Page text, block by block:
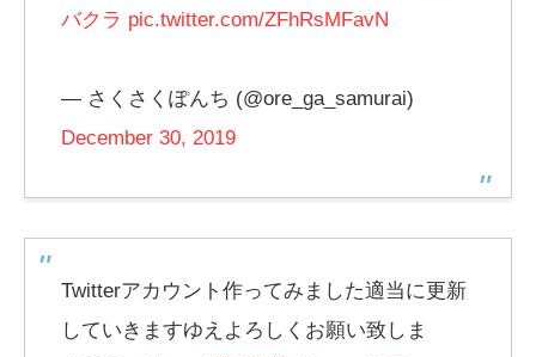
バクラ pic.twitter.com/ZFhRsMFavN
— さくさくぽんち (@ore_ga_samurai)
December 30, 2019
Twitterアカウント作ってみました適当に更新
していきますゆえよろしくお願い致しま